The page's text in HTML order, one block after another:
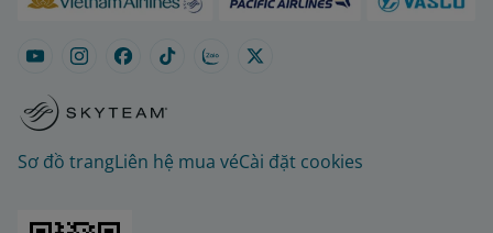
Sơ đồ trangLiên hệ mua véCài đặt cookies